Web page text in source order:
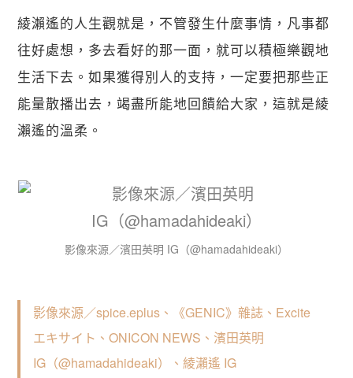
綾瀨遙的人生觀就是，不管發生什麼事情，凡事都
往好處想，多去看好的那一面，就可以積極樂觀地
生活下去。如果獲得別人的支持，一定要把那些正
能量散播出去，竭盡所能地回饋給大家，這就是綾
瀨遙的溫柔。
影像來源／濱田英明 IG（@hamadahideaki）
影像來源／spice.eplus、《GENIC》雜誌、Excite
エキサイト、ONICON NEWS、濱田英明
IG（@hamadahideaki）、綾瀨遙 IG